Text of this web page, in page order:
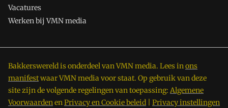
Vacatures
Werken bij VMN media
Bakkerswereld is onderdeel van VMN media. Lees inons
manifestwaar VMN media voor staat. Op gebruik van deze
site zijn de volgende regelingen van toepassing: Algemene
VoorwaardenenPrivacy en Cookie beleid Privacy instellingen